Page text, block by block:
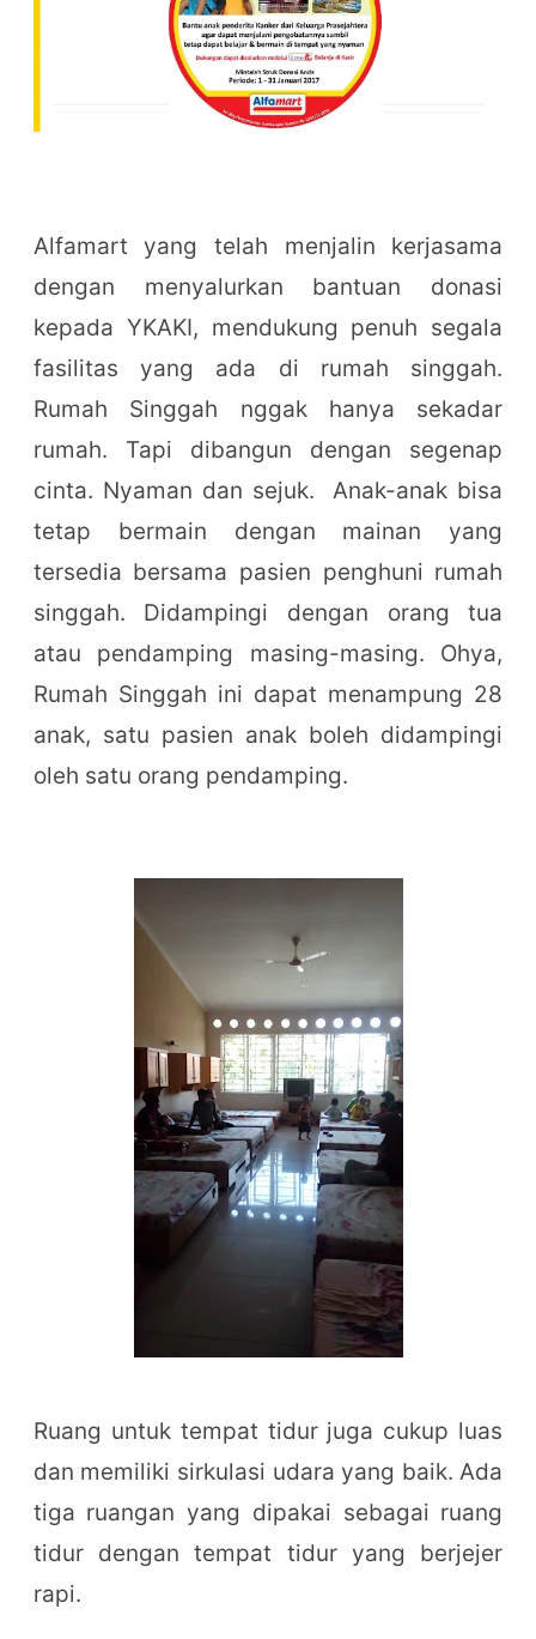
Alfamart yang telah menjalin kerjasama
dengan menyalurkan bantuan donasi
kepada YKAKI, mendukung penuh segala
fasilitas yang ada di rumah singgah.
Rumah Singgah nggak hanya sekadar
rumah. Tapi dibangun dengan segenap
cinta. Nyaman dan sejuk. Anak-anak bisa
tetap bermain dengan mainan yang
tersedia bersama pasien penghuni rumah
singgah. Didampingi dengan orang tua
atau pendamping masing-masing. Ohya,
Rumah Singgah ini dapat menampung 28
anak, satu pasien anak boleh didampingi
oleh satu orang pendamping.
Ruang untuk tempat tidur juga cukup luas
dan memiliki sirkulasi udara yang baik. Ada
tiga ruangan yang dipakai sebagai ruang
tidur dengan tempat tidur yang berjejer
rapi.